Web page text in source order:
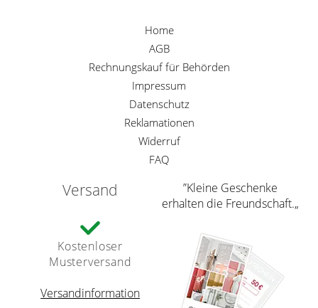
Home
AGB
Rechnungskauf für Behörden
Impressum
Datenschutz
Reklamationen
Widerruf
FAQ
Versand
Kostenloser
Musterversand
Versandinformation
”Kleine Geschenke
erhalten die Freundschaft.„